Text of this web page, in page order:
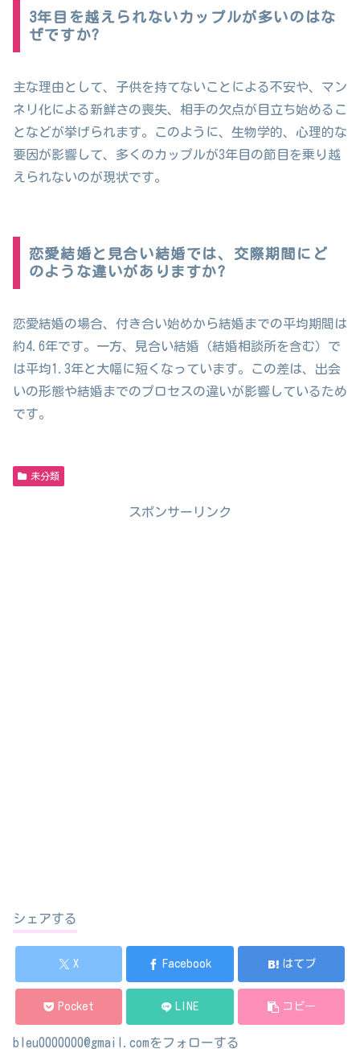
3年目を越えられないカップルが多いのはな
ぜですか?
主な理由として、子供を持てないことによる不安や、マン
ネリ化による新鮮さの喪失、相手の欠点が目立ち始めるこ
となどが挙げられます。このように、生物学的、心理的な
要因が影響して、多くのカップルが3年目の節目を乗り越
えられないのが現状です。
恋愛結婚と見合い結婚では、交際期間にど
のような違いがありますか?
恋愛結婚の場合、付き合い始めから結婚までの平均期間は
約4.6年です。一方、見合い結婚（結婚相談所を含む）で
は平均1.3年と大幅に短くなっています。この差は、出会
いの形態や結婚までのプロセスの違いが影響しているため
です。
未分類
スポンサーリンク
シェアする
X Facebook はてブ
Pocket LINE コピー
bleu0000000@gmail.comをフォローする